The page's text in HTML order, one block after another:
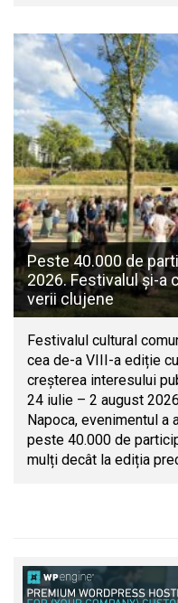
Peste 40.000 de
2026. Festivalul și-a
verii clujene
Festivalul cultural
cea de-a VIII-a ediție
creșterea interesului
24 iulie – 2 august
Napoca, evenimentul a
peste 40.000 de
mulți decât la ediția